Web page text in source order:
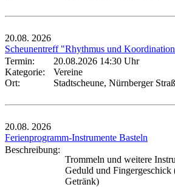
20.08. 2026
Scheunentreff "Rhythmus und
Termin:
20.08.2026 14:30 Uhr
Kategorie:
Vereine
Ort:
Stadtscheune, Nürnberger
20.08. 2026
Ferienprogramm-Instrumente Basteln
Beschreibung:
Trommeln und weitere
Geduld und Fingergeschick
Getränk)